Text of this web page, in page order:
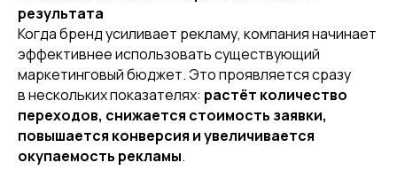
результата
Когда бренд усиливает рекламу, компания начинает
эффективнее использовать существующий
маркетинговый бюджет. Это проявляется сразу
в нескольких показателях: растёт количество
переходов, снижается стоимость заявки,
повышается конверсия и увеличивается
окупаемость рекламы.